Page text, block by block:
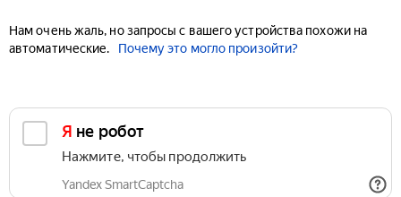
Нам очень жаль, но запросы с вашего устройства похожи на
автоматические.
Почему это могло произойти?
Я не робот
Нажмите, чтобы продолжить
Yandex SmartCaptcha